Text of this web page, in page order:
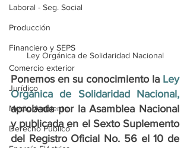
Laboral - Seg. Social
Producción
Financiero y SEPS
Comercio exterior
Jurídico
Medio Ambiente
Derecho Público
Ley Orgánica de Solidaridad Nacional
Ponemos en su conocimiento la Ley
Orgánica de Solidaridad Nacional,
aprobada por la Asamblea Nacional
y publicada en el Sexto Suplemento
del Registro Oficial No. 56 el 10 de